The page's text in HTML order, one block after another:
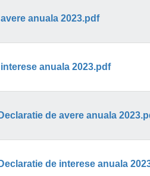
anuala 2023.pdf
anuala 2023.pdf
de avere anuala
de interese anuala